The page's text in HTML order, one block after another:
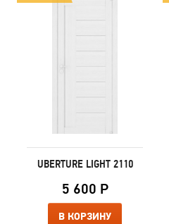
UBERTURE LIGHT 2110
5 600 Р
В КОРЗИНУ